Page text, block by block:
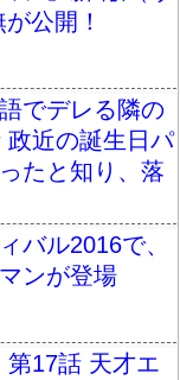
公開！
でデレる隣の
政近の誕生日パ
たと知り、落
バル2016で、
ンが登場
第17話 天才エ